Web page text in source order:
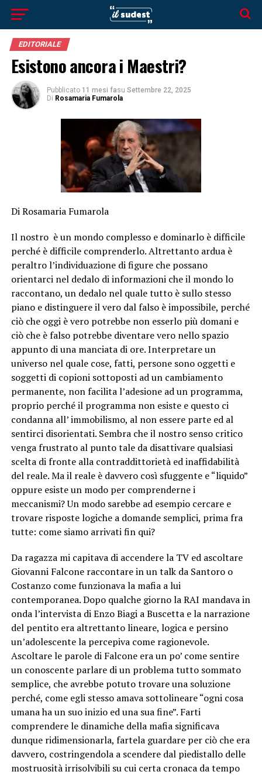
EDITORIALE
Esistono ancora i Maestri?
Pubblicato 11 mesi fasu Settembre 22, 2025
Di Rosamaria Fumarola
Di Rosamaria Fumarola
Il nostro è un mondo complesso e dominarlo è difficile
perché è difficile comprenderlo. Altrettanto ardua è
peraltro l’individuazione di figure che possano
orientarci nel dedalo di informazioni che il mondo lo
raccontano, un dedalo nel quale tutto è sullo stesso
piano e distinguere il vero dal falso è impossibile, perché
ciò che oggi è vero potrebbe non esserlo più domani e
ciò che è falso potrebbe diventare vero nello spazio
appunto di una manciata di ore. Interpretare un
universo nel quale cose, fatti, persone sono oggetti e
soggetti di copioni sottoposti ad un cambiamento
permanente, non facilita l’adesione ad un programma,
proprio perché il programma non esiste e questo ci
condanna all’ immobilismo, al non essere parte ed al
sentirci disorientati. Sembra che il nostro senso critico
venga frustrato al punto tale da disattivare qualsiasi
scelta di fronte alla contraddittorietà ed inaffidabilità
del reale. Ma il reale è davvero così sfuggente e “liquido”
oppure esiste un modo per comprenderne i
meccanismi? Un modo sarebbe ad esempio cercare e
trovare risposte logiche a domande semplici, prima fra
tutte: come siamo arrivati fin qui?
Da ragazza mi capitava di accendere la TV ed ascoltare
Giovanni Falcone raccontare in un talk da Santoro o
Costanzo come funzionava la mafia a lui
contemporanea. Dopo qualche giorno la RAI mandava in
onda l’intervista di Enzo Biagi a Buscetta e la narrazione
del pentito era altrettanto lineare, logica e persino
un’adolescente la percepiva come ragionevole.
Ascoltare le parole di Falcone era un po’ come sentire
un conoscente parlare di un problema tutto sommato
semplice, che avrebbe potuto trovare una soluzione
perché, come egli stesso amava sottolineare “ogni cosa
umana ha un suo inizio ed una sua fine”. Farti
comprendere le dinamiche della mafia significava
dunque ridimensionarla, fartela guardare per ciò che era
davvero, costringendola a scendere dal piedistallo delle
mostruosità irrisolvibili su cui certa cronaca da tempo